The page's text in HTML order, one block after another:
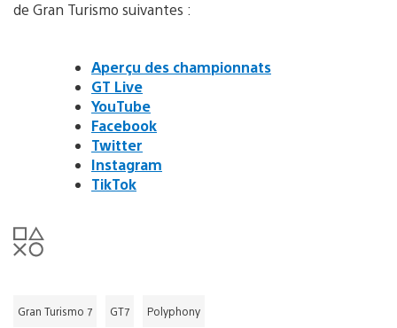
de Gran Turismo suivantes :
Aperçu des championnats
GT Live
YouTube
Facebook
Twitter
Instagram
TikTok
Gran Turismo 7 GT7 Polyphony